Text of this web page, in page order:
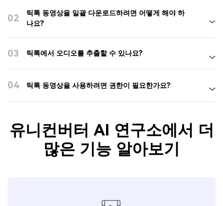
02
틱톡 동영상을 일괄 다운로드하려면 어떻게 해야 하
나요?
03 틱톡에서 오디오를 추출할 수 있나요?
04 틱톡 동영상을 사용하려면 권한이 필요한가요?
유니컨버터 AI 연구소에서 더
많은 기능 알아보기